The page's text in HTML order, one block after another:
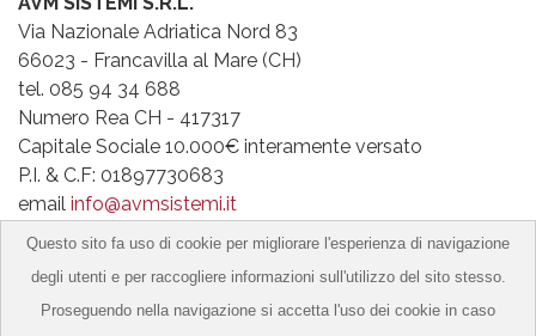
Via Nazionale Adriatica Nord 83
66023 - Francavilla al Mare (CH)
tel. 085 94 34 688
Numero Rea CH - 417317
Capitale Sociale 10.000€ interamente versato
P.I. & C.F: 01897730683
email info@avmsistemi.it​
Privacy
Cookies | Contatti
Seguici su:
Questo sito fa uso di cookie per migliorare l'esperienza di navigazione
degli utenti e per raccogliere informazioni sull'utilizzo del sito stesso.
Proseguendo nella navigazione si accetta l'uso dei cookie in caso